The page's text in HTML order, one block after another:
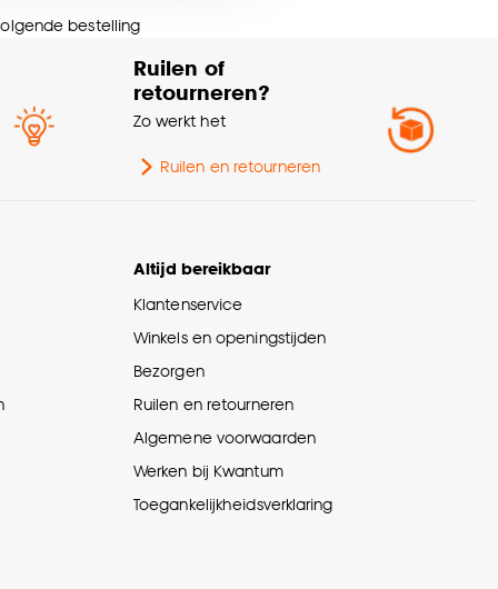
cookieverklaring
bestelling
Ruilen of
retourneren?
Zo werkt het
Ruilen en retourneren
Altijd bereikbaar
Klantenservice
Winkels en openingstijden
Bezorgen
Ruilen en retourneren
Algemene voorwaarden
Werken bij Kwantum
Toegankelijkheidsverklaring